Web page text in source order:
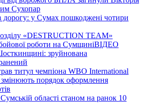
Сухопар
у Сумах пошкоджені чотири
«DESTRUCTION TEAM»
роботи на СумщиніВІДЕО
зруйнована
титул чемпіона WBO International
порядок оформлення
області станом на ранок 10